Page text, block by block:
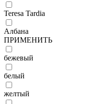
Teresa Tardia
Албана
ПРИМЕНИТЬ
бежевый
белый
желтый